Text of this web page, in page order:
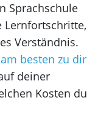
Sprachschule
Verständnis.
besten zu dir
deiner
Kosten du